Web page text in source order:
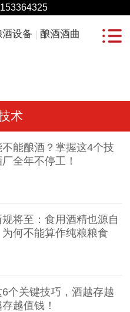
酒设备 酿酒酒曲
术
不能酿酒？掌握这4个技
全年不停工！
将至：食用酒精也源自
何不能算作纯粮粮食
个关键技巧，酒越存越
越值钱！